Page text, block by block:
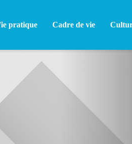
pratique Cadre de vie